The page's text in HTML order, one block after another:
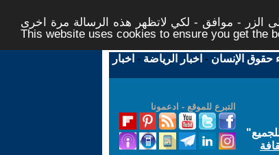
الزر - موافق - لكي لاتظهر هذه الرسالة مرة اخرى -
This website uses cookies to ensure you get the
حقوق الإنسان - اخبار الرياضة - اخبار
التبرع للموقع - ادعمونا
"